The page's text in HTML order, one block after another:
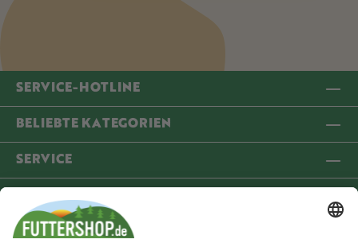
SERVICE-HOTLINE
BELIEBTE KATEGORIEN
SERVICE
COMMUNITY